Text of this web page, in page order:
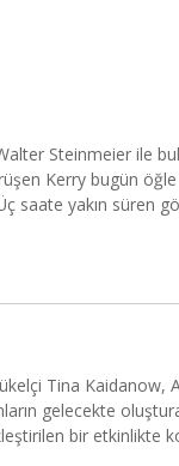
Steinmeier ile
Kerry bugün
saate yakın süren
Tina Kaidanow,
gelecekte
bir etkinlikte